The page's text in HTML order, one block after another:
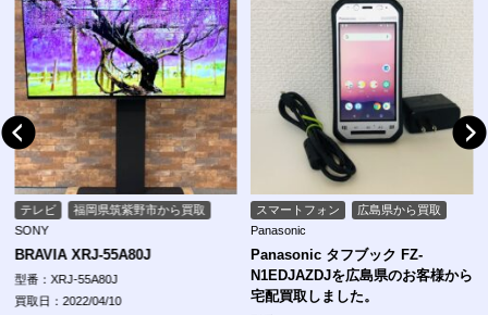
テレビ
福岡県筑紫野市から買取
SONY
BRAVIA XRJ-55A80J
型番：XRJ-55A80J
買取日：2022/04/10
スマートフォン
広島県から買取
Panasonic
Panasonic タフブック FZ-
N1EDJAZDJを広島県のお客様から
宅配買取しました。